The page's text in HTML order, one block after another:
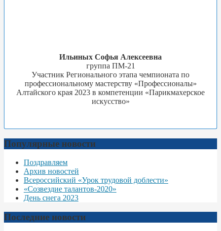
Ильиных Софья Алексеевна
группа ПМ-21
Участник Регионального этапа чемпионата по
профессиональному мастерству «Профессионалы»
Алтайского края 2023 в компетенции «Парикмахерское
искусство»
Популярные новости
Поздравляем
Архив новостей
Всероссийский «Урок трудовой доблести»
«Созвездие талантов-2020»
День снега 2023
Последние новости